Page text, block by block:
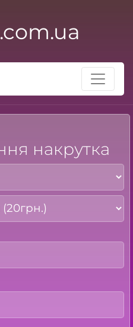
накрутка